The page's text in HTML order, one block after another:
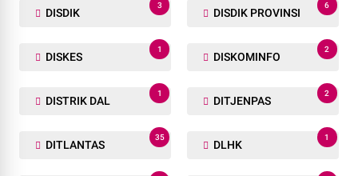
DISDIK
3
DISDIK PROVINSI
6
DISKES
1
DISKOMINFO
2
DISTRIK DAL
1
DITJENPAS
2
DITLANTAS
35
DLHK
1